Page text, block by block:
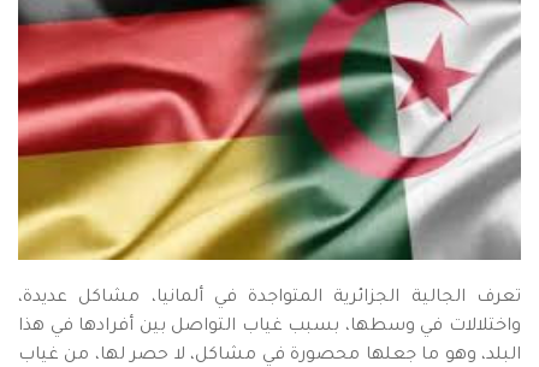
تعرف الجالية الجزائرية المتواجدة في ألمانيا، مشاكل عديدة،
واختلالات في وسطها، بسبب غياب التواصل بين أفرادها في هذا
البلد، وهو ما جعلها محصورة في مشاكل، لا حصر لها، من غياب